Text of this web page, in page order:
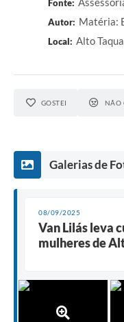
Fonte:
Autor: Matéria:
Local: Alto
GOSTEI NÃO
Galerias de
08/09/2025
Van Lilás leva
mulheres de